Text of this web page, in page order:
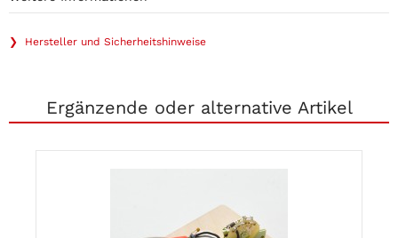
❯ Hersteller und Sicherheitshinweise
Ergänzende oder alternative Artikel